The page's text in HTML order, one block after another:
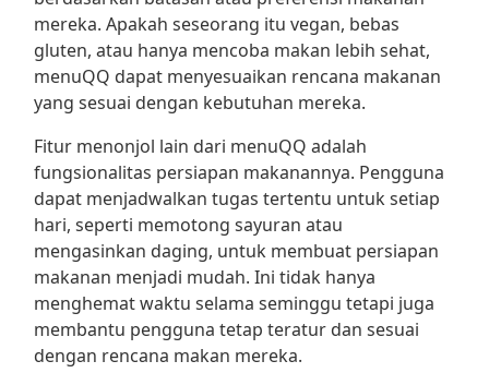
mereka. Apakah seseorang itu vegan, bebas
gluten, atau hanya mencoba makan lebih sehat,
menuQQ dapat menyesuaikan rencana makanan
yang sesuai dengan kebutuhan mereka.
Fitur menonjol lain dari menuQQ adalah
fungsionalitas persiapan makanannya. Pengguna
dapat menjadwalkan tugas tertentu untuk setiap
hari, seperti memotong sayuran atau
mengasinkan daging, untuk membuat persiapan
makanan menjadi mudah. Ini tidak hanya
menghemat waktu selama seminggu tetapi juga
membantu pengguna tetap teratur dan sesuai
dengan rencana makan mereka.